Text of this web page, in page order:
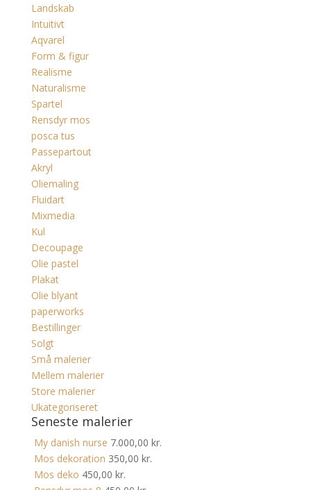
Landskab
Intuitivt
Aqvarel
Form & figur
Realisme
Naturalisme
Spartel
Rensdyr mos
posca tus
Passepartout
Akryl
Oliemaling
Fluidart
Mixmedia
Kul
Decoupage
Olie pastel
Plakat
Olie blyant
paperworks
Bestillinger
Solgt
Små malerier
Mellem malerier
Store malerier
Ukategoriseret
Seneste malerier
My danish nurse 7.000,00 kr.
Mos dekoration 350,00 kr.
Mos deko 450,00 kr.